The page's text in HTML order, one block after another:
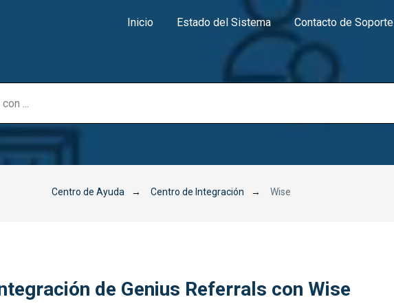
Inicio Estado del Sistema Contacto de Soporte
Centro de Ayuda → Centro de Integración → Wise
de Genius Referrals con Wise